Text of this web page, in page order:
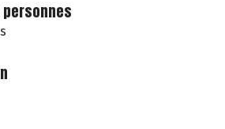
personnes